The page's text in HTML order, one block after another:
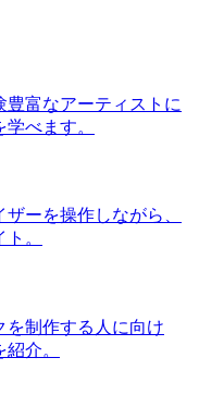
富なアーティストに
べます。
ーを操作しながら、
。
を制作する人に向け
介。